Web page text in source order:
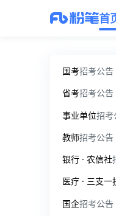
首
国考
省考
事业单位
教师
银行 · 农信社
医疗 · 三支一
国企